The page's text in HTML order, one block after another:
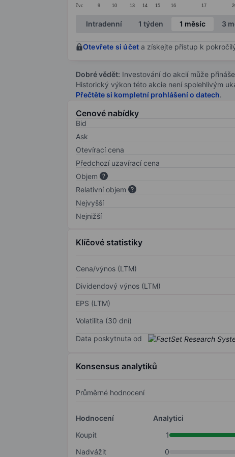
čvc 9 10 13 14 15 16 17
End of interactive chart.
Intradenní 1 týden 1 měsíc 3
Otevřete si účet a získejte přístup k
Dobré vědět: Investování do akcií může
Historický výkon této akcie není spolehlivým
Přečtěte si kompletní prohlášení o datech.
Cenové nabídky
Bid
Ask
Otevírací cena
Předchozí uzavírací cena
Objem
Relativní objem
Nejvyšší
Nejnižší
Klíčové statistiky
Cena/výnos (LTM)
Dividendový výnos (LTM)
EPS (LTM)
Volatilita (30 dní)
Data poskytnuta od
Konsensus analytiků
Průměrné hodnocení
Hodnocení
Analytici
Koupit
1
Nadvážit
0